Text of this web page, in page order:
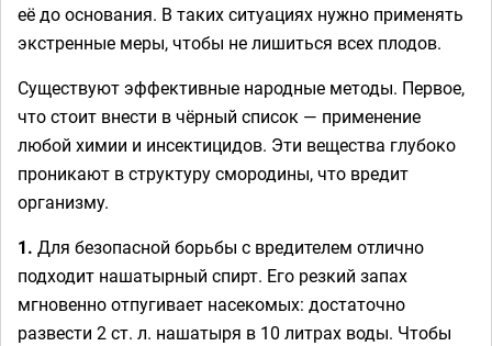
её до основания. В таких ситуациях нужно применять
экстренные меры, чтобы не лишиться всех плодов.
Существуют эффективные народные методы. Первое,
что стоит внести в чёрный список — применение
любой химии и инсектицидов. Эти вещества глубоко
проникают в структуру смородины, что вредит
организму.
1. Для безопасной борьбы с вредителем отлично
подходит нашатырный спирт. Его резкий запах
мгновенно отпугивает насекомых: достаточно
развести 2 ст. л. нашатыря в 10 литрах воды. Чтобы